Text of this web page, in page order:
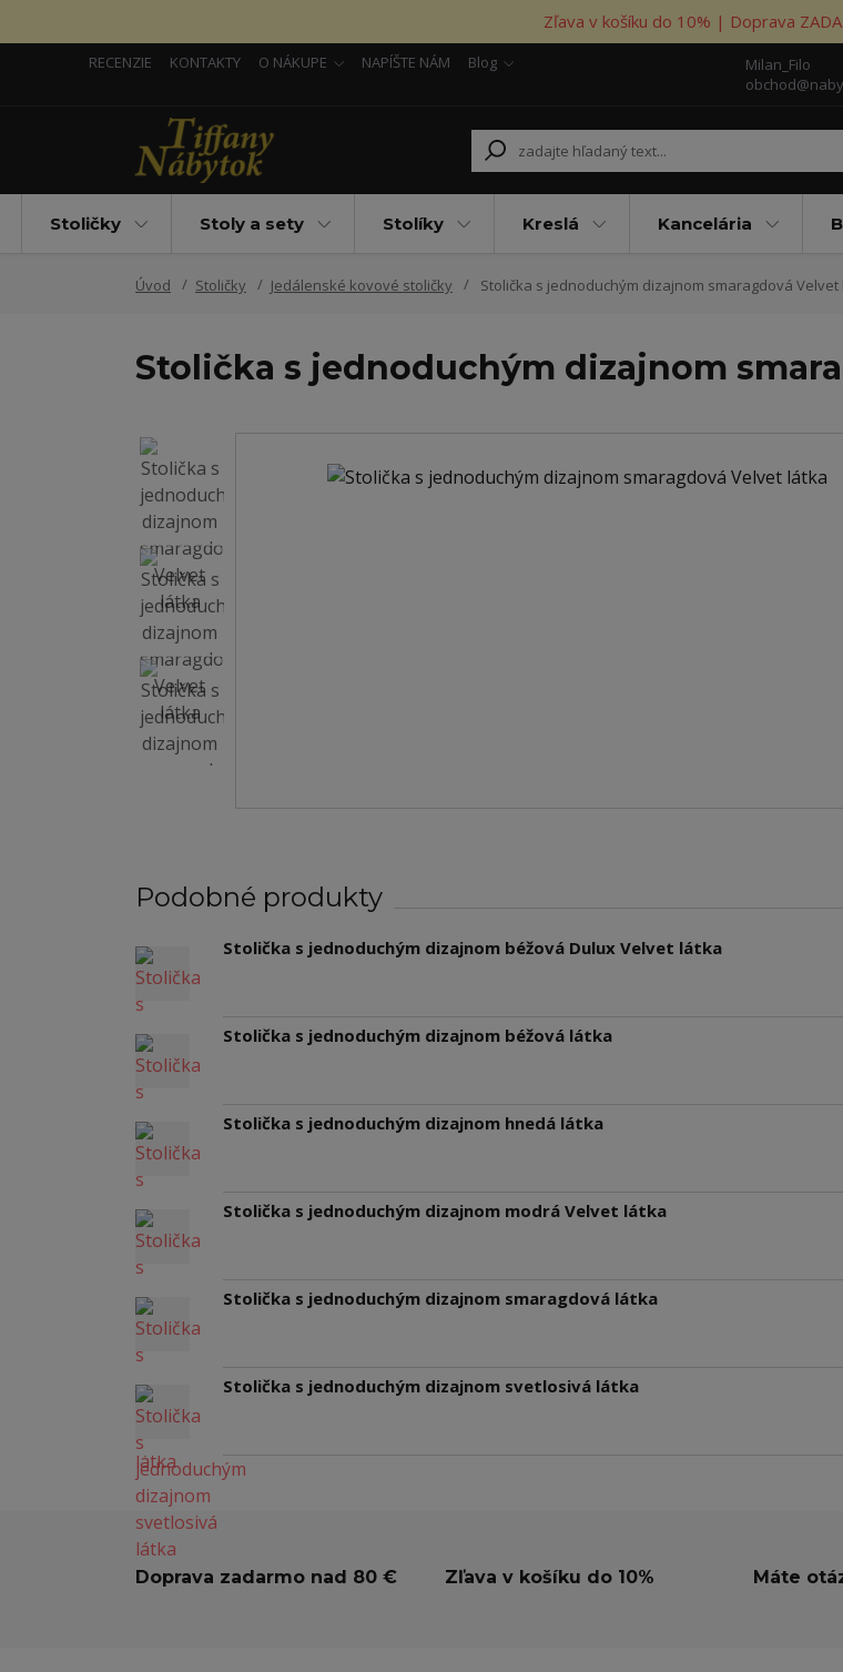
Zľava v košíku do 10% | Doprava
RECENZIE KONTAKTY O NÁKUPE NAPÍŠTE NÁM
Blog
Milan_Filo
Stoličky Stoly a sety Stolíky Kreslá Kancelária
Úvod Stoličky Jedálenské kovové stoličky Stolička s jednoduchým dizajnom smaragdová Velvet
Stolička s jednoduchým dizajnom
Podobné produkty
Stolička s jednoduchým dizajnom béžová Dulux Velvet látka
Stolička s jednoduchým dizajnom béžová látka
Stolička s jednoduchým dizajnom hnedá látka
Stolička s jednoduchým dizajnom modrá Velvet látka
Stolička s jednoduchým dizajnom smaragdová látka
Stolička s jednoduchým dizajnom svetlosivá látka
Doprava zadarmo nad 80 € Zľava v košíku do 10% Máte